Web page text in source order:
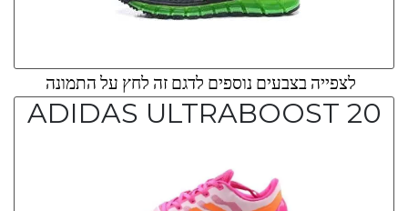
לצפייה בצבעים נוספים לדגם זה לחץ על התמונה
ADIDAS ULTRABOOST 20